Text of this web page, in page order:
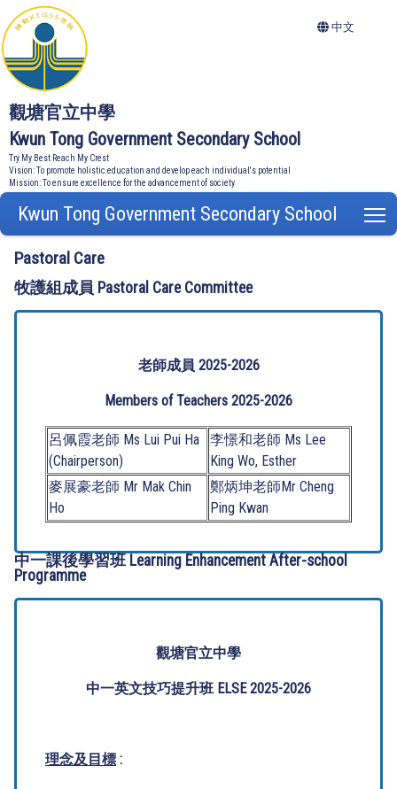
觀塘官立中學
Kwun Tong Government Secondary School
Try My Best Reach My Crest
Vision: To promote holistic education and develop each individual's potential
Mission: To ensure excellence for the advancement of society
中文
Kwun Tong Government Secondary School
Pastoral Care
牧護組成員 Pastoral Care Committee
老師成員 2025-2026
Members of Teachers 2025-2026
呂佩霞老師 Ms Lui Pui Ha
(Chairperson)
李憬和老師 Ms Lee
King Wo, Esther
麥展豪老師 Mr Mak Chin
Ho
鄭炳坤老師Mr Cheng
Ping Kwan
中一課後學習班 Learning Enhancement After-school
Programme
觀塘官立中學
中一英文技巧提升班 ELSE 2025-2026
理念及目標 :